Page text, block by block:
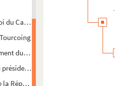
du Cambodge
du roi de Norvège
de la République à Marseille
République dans le Lot-et-Garonne